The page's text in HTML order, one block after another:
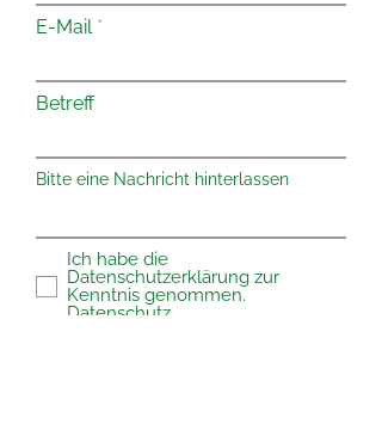
E-Mail
Betreff
Bitte eine Nachricht hinterlassen
Ich habe die
Datenschutzerklärung zur
Kenntnis genommen.
Datenschutz